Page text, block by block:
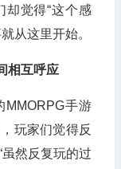
却觉得“这个感
从这里开始。
相互呼应
MMORPG手游
玩家们觉得反
然反复玩的过